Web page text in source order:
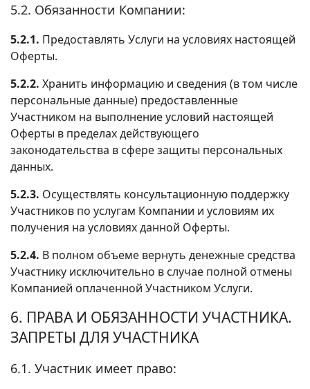
5.2. Обязанности Компании:
5.2.1. Предоставлять Услуги на условиях настоящей
Оферты.
5.2.2. Хранить информацию и сведения (в том числе
персональные данные) предоставленные
Участником на выполнение условий настоящей
Оферты в пределах действующего
законодательства в сфере защиты персональных
данных.
5.2.3. Осуществлять консультационную поддержку
Участников по услугам Компании и условиям их
получения на условиях данной Оферты.
5.2.4. В полном объеме вернуть денежные средства
Участнику исключительно в случае полной отмены
Компанией оплаченной Участником Услуги.
6. ПРАВА И ОБЯЗАННОСТИ УЧАСТНИКА.
ЗАПРЕТЫ ДЛЯ УЧАСТНИКА
6.1. Участник имеет право: